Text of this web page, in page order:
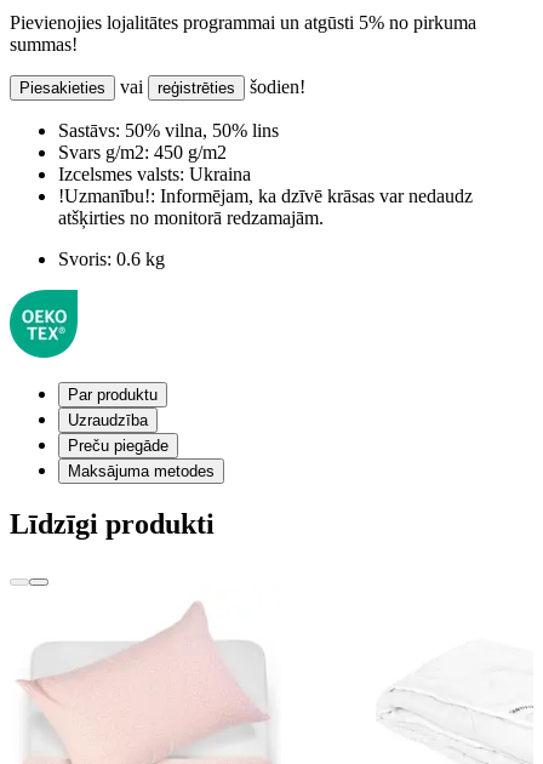
Pievienojies lojalitātes programmai un atgūsti 5% no pirkuma
summas!
Piesakieties vai reģistrēties šodien!
Sastāvs: 50% vilna, 50% lins
Svars g/m2: 450 g/m2
Izcelsmes valsts: Ukraina
!Uzmanību!: Informējam, ka dzīvē krāsas var nedaudz
atšķirties no monitorā redzamajām.
Svoris: 0.6 kg
Par produktu
Uzraudzība
Preču piegāde
Maksājuma metodes
Līdzīgi produkti